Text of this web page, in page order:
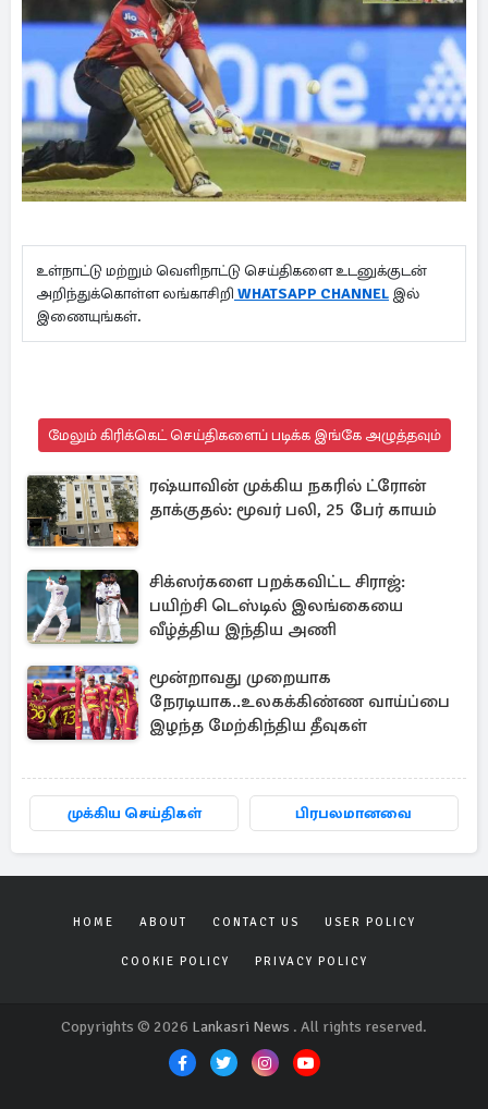
உள்நாட்டு மற்றும் வெளிநாட்டு செய்திகளை உடனுக்குடன்
அறிந்துக்கொள்ள லங்காசிறி WHATSAPP CHANNEL இல்
இணையுங்கள்.
மேலும் கிரிக்கெட் செய்திகளைப் படிக்க இங்கே அழுத்தவும்
ரஷ்யாவின் முக்கிய நகரில் ட்ரோன்
தாக்குதல்: மூவர் பலி, 25 பேர் காயம்
சிக்ஸர்களை பறக்கவிட்ட சிராஜ்:
பயிற்சி டெஸ்டில் இலங்கையை
வீழ்த்திய இந்திய அணி
மூன்றாவது முறையாக
நேரடியாக..உலகக்கிண்ண வாய்ப்பை
இழந்த மேற்கிந்திய தீவுகள்
முக்கிய செய்திகள் பிரபலமானவை
HOME ABOUT CONTACT US USER POLICY
COOKIE POLICY PRIVACY POLICY
Copyrights © 2026 Lankasri News . All rights reserved.